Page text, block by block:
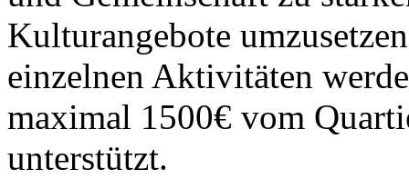
Kulturangebote
einzelnen Aktivitäten
maximal 1500€ vom
unterstützt.